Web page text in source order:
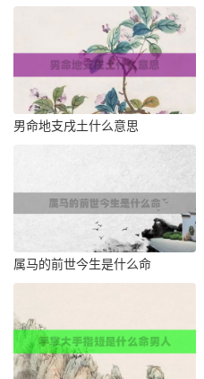
男命地支戌土什么意思
属马的前世今生是什么命